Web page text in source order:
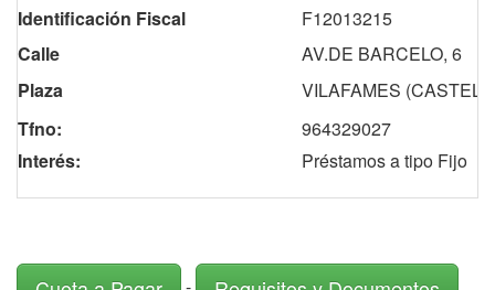
Identificación Fiscal
F12013215
Calle
AV.DE BARCELO, 6
Plaza
VILAFAMES
Tfno:
964329027
Interés:
Préstamos a tipo Fijo